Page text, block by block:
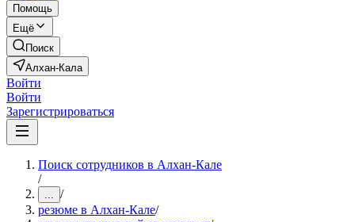
Помощь
Ещё
Поиск
Алхан-Кала
Войти
Войти
Зарегистрироваться
Поиск сотрудников в Алхан-Кале
/
... /
резюме в Алхан-Кале/